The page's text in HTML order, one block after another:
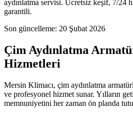
aydınlatma servisi. Ücretsiz keşif, 7/24
garantili.
Son güncelleme: 20 Şubat 2026
Çim Aydınlatma
Hizmetleri
Mersin Klimacı, çim aydınlatma
ve profesyonel hizmet sunar. Yılların
memnuniyetini her zaman ön planda